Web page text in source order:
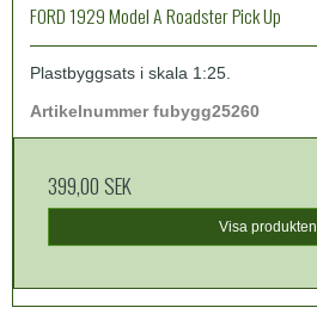
FORD 1929 Model A Roadster Pick Up
Plastbyggsats i skala 1:25.
Artikelnummerfubygg25260
399,00 SEK
Visa produkten